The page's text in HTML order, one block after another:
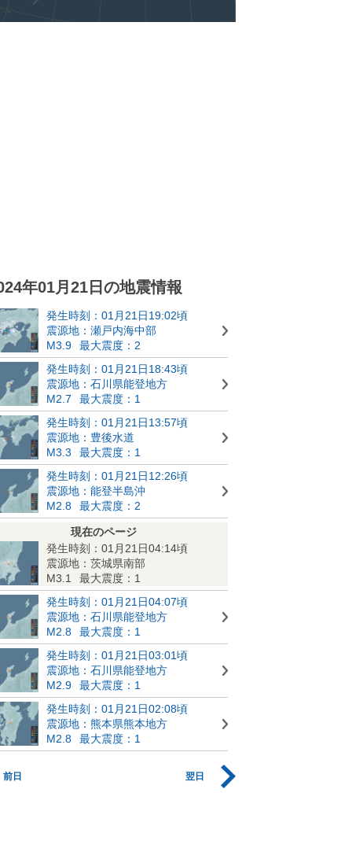
年01月21日の地震情報
発生時刻：01月21日19:02頃
震源地：瀬戸内海中部
M3.9
最大震度：2
発生時刻：01月21日18:43頃
震源地：石川県能登地方
M2.7
最大震度：1
発生時刻：01月21日13:57頃
震源地：豊後水道
M3.3
最大震度：1
発生時刻：01月21日12:26頃
震源地：能登半島沖
M2.8
最大震度：2
現在のページ
発生時刻：01月21日04:14頃
震源地：茨城県南部
M3.1
最大震度：1
発生時刻：01月21日04:07頃
震源地：石川県能登地方
M2.8
最大震度：1
発生時刻：01月21日03:01頃
震源地：石川県能登地方
M2.9
最大震度：1
発生時刻：01月21日02:08頃
震源地：熊本県熊本地方
M2.8
最大震度：1
前日 翌日